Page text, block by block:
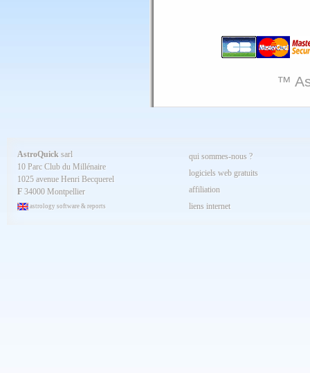
™
AstroQuick sarl
10 Parc Club du Millénaire
1025 avenue Henri Becquerel
F 34000 Montpellier
astrology software & reports
qui sommes-nous ?
logiciels web gratuits
affiliation
liens internet